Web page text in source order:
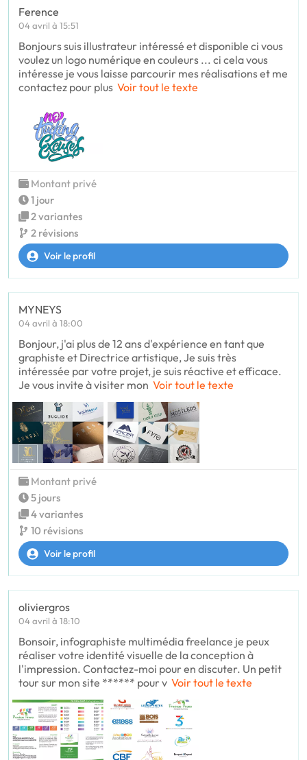
Ference
04 avril à 15:51
Bonjours suis illustrateur intéressé et disponible ci vous
voulez un logo numérique en couleurs ... ci cela vous
intéresse je vous laisse parcourir mes réalisations et me
contactez pour plus Voir tout le texte
Montant privé
1 jour
2 variantes
2 révisions
Voir le profil
MYNEYS
04 avril à 18:00
Bonjour, j'ai plus de 12 ans d'expérience en tant que
graphiste et Directrice artistique, Je suis très
intéressée par votre projet, je suis réactive et efficace.
Je vous invite à visiter mon Voir tout le texte
Montant privé
5 jours
4 variantes
10 révisions
Voir le profil
oliviergros
04 avril à 18:10
Bonsoir, infographiste multimédia freelance je peux
réaliser votre identité visuelle de la conception à
l'impression. Contactez-moi pour en discuter. Un petit
tour sur mon site ****** pour v Voir tout le texte